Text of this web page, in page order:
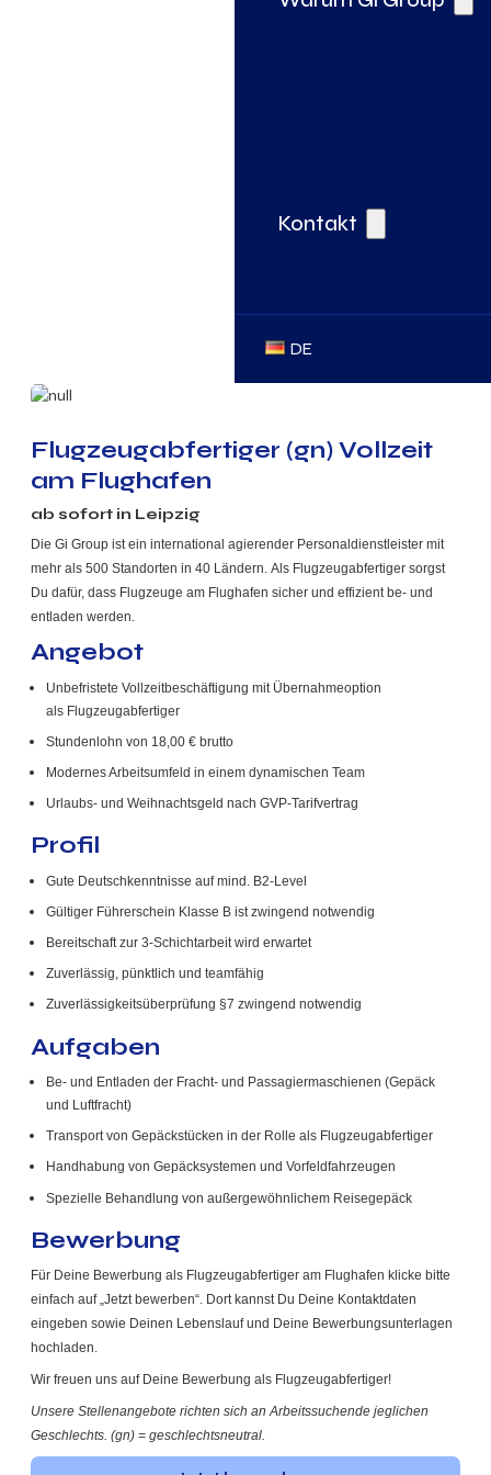
Kontakt
DE
Flugzeugabfertiger (gn) Vollzeit
am Flughafen
ab sofort in Leipzig
Die Gi Group ist ein international agierender Personaldienstleister mit
mehr als 500 Standorten in 40 Ländern. Als Flugzeugabfertiger sorgst
Du dafür, dass Flugzeuge am Flughafen sicher und effizient be- und
entladen werden.
Angebot
Unbefristete Vollzeitbeschäftigung mit Übernahmeoption
als Flugzeugabfertiger
Stundenlohn von 18,00 € brutto
Modernes Arbeitsumfeld in einem dynamischen Team
Urlaubs- und Weihnachtsgeld nach GVP-Tarifvertrag
Profil
Gute Deutschkenntnisse auf mind. B2-Level
Gültiger Führerschein Klasse B ist zwingend notwendig
Bereitschaft zur 3-Schichtarbeit wird erwartet
Zuverlässig, pünktlich und teamfähig
Zuverlässigkeitsüberprüfung §7 zwingend notwendig
Aufgaben
Be- und Entladen der Fracht- und Passagiermaschienen (Gepäck
und Luftfracht)
Transport von Gepäckstücken in der Rolle als Flugzeugabfertiger
Handhabung von Gepäcksystemen und Vorfeldfahrzeugen
Spezielle Behandlung von außergewöhnlichem Reisegepäck
Bewerbung
Für Deine Bewerbung als Flugzeugabfertiger am Flughafen klicke bitte
einfach auf „Jetzt bewerben“. Dort kannst Du Deine Kontaktdaten
eingeben sowie Deinen Lebenslauf und Deine Bewerbungsunterlagen
hochladen.
Wir freuen uns auf Deine Bewerbung als Flugzeugabfertiger!
Unsere Stellenangebote richten sich an Arbeitssuchende jeglichen
Geschlechts. (gn) = geschlechtsneutral.